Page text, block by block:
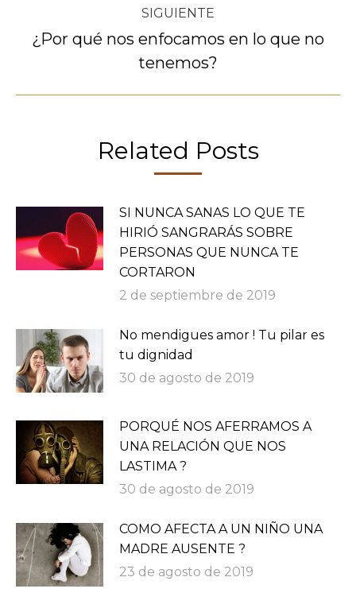
SIGUIENTE
Publicación
siguiente:
¿Por qué nos enfocamos en lo que no
tenemos?
Related Posts
SI NUNCA SANAS LO QUE TE
HIRIÓ SANGRARÁS SOBRE
PERSONAS QUE NUNCA TE
CORTARON
2 de septiembre de 2019
No mendigues amor ! Tu pilar es
tu dignidad
30 de agosto de 2019
PORQUÉ NOS AFERRAMOS A
UNA RELACIÓN QUE NOS
LASTIMA ?
30 de agosto de 2019
COMO AFECTA A UN NIÑO UNA
MADRE AUSENTE ?
23 de agosto de 2019